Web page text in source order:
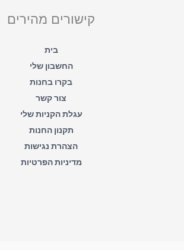
o
p
p
קישורים מהירים
בית
החשבון שלי
בקרו בחנות
צור קשר
עגלת הקניות שלי
תקנון החנות
הצהרת נגישות
מדיניות הפרטיות